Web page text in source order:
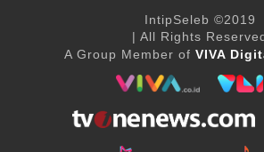
IntipSeleb ©2019
| All Rights
A Group Member of VIVA